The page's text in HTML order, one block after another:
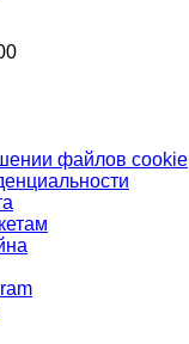
файлов cookie